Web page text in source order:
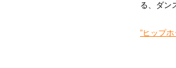
る、ダン
“ヒップ